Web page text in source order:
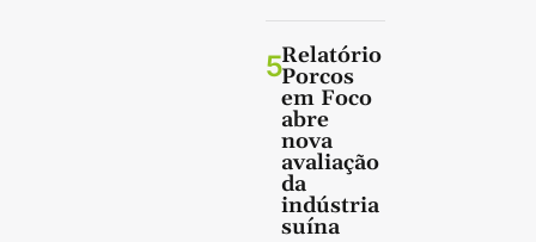
5Relatório
Porcos
em Foco
abre
nova
avaliação
da
indústria
suína